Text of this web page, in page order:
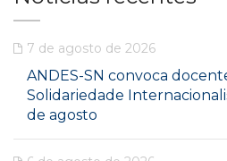
7 de agosto de 2026
ANDES-SN convoca
Solidariedade
de agosto